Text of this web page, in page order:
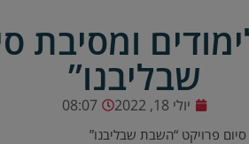
ומסיבת
שבליבנו”
יולי 18, 2022 08:07
פרויקט “השבת שבליבנו”